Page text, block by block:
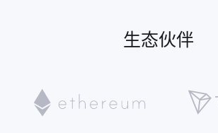
生态伙伴